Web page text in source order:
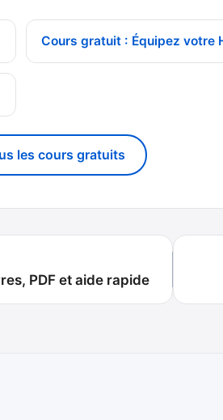
Cours gratuit : Équipez votre
les cours gratuits
PDF et aide rapide